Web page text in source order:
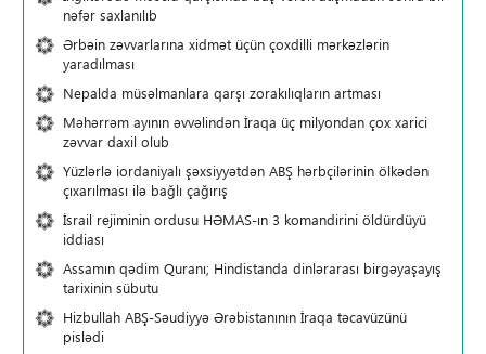
nəfər saxlanılıb
Ərbəin zəvvarlarına xidmət üçün çoxdilli mərkəzlərin
yaradılması
Nepalda müsəlmanlara qarşı zorakılıqların artması
Məhərrəm ayının əvvəlindən İraqa üç milyondan çox xarici
zəvvar daxil olub
Yüzlərlə iordaniyalı şəxsiyyətdən ABŞ hərbçilərinin ölkədən
çıxarılması ilə bağlı çağırış
İsrail rejiminin ordusu HƏMAS-ın 3 komandirini öldürdüyü
iddiası
Assamın qədim Quranı; Hindistanda dinlərarası birgəyaşayış
tarixinin sübutu
Hizbullah ABŞ-Səudiyyə Ərəbistanının İraqa təcavüzünü
pislədi